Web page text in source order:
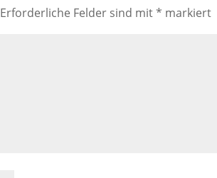
Erforderliche Felder sind mit* markiert